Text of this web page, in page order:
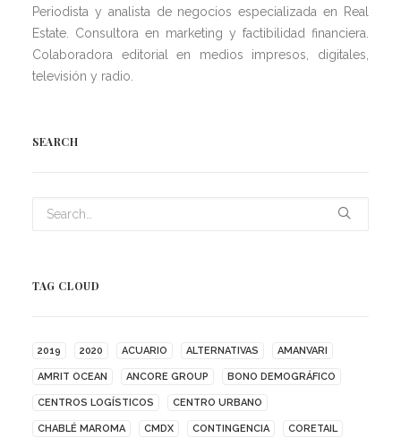
Periodista y analista de negocios especializada en Real
Estate. Consultora en marketing y factibilidad financiera.
Colaboradora editorial en medios impresos, digitales,
televisión y radio.
SEARCH
TAG CLOUD
2019 2020 ACUARIO ALTERNATIVAS AMANVARI
AMRIT OCEAN ANCORE GROUP BONO DEMOGRÁFICO
CENTROS LOGÍSTICOS CENTRO URBANO
CHABLÉ MAROMA CMDX CONTINGENCIA CORETAIL